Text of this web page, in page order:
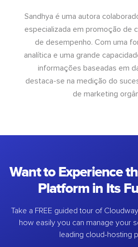
Sandhya é uma autora
especializada em promoção de
de desempenho. Com uma
analítica e uma grande
informações baseadas em
destaca-se na medição do
de marketing
Want to Experience
Platform in Its
Take a FREE guided tour of
how easily you can manage your
leading cloud-hosting